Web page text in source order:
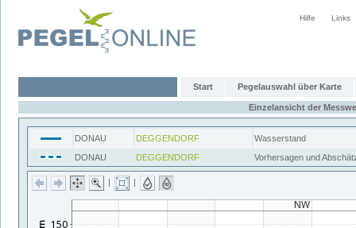
Hilfe Links
Start Pegelauswahl über Karte
Einzelansicht der
DONAU DEGGENDORF
Wasserstand
DONAU
DEGGENDORF Vorhersagen und
| |